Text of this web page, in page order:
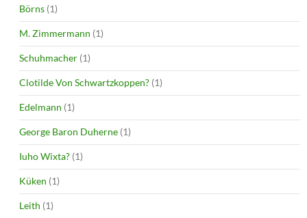
Börns (1)
M. Zimmermann (1)
Schuhmacher (1)
Clotilde Von Schwartzkoppen? (1)
Edelmann (1)
George Baron Duherne (1)
Iuho Wixta? (1)
Küken (1)
Leith (1)